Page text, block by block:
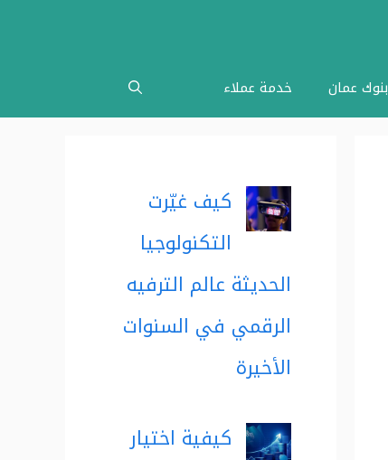
بنوك عمان خدمة عملاء
كيف غيّرت
التكنولوجيا
الحديثة عالم الترفيه
الرقمي في السنوات
الأخيرة
كيفية اختيار